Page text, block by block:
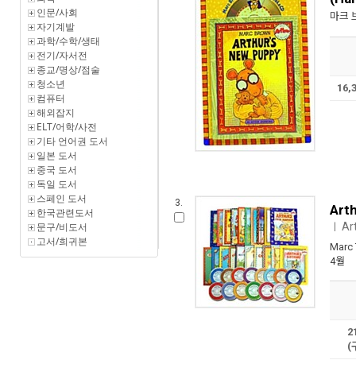
인문/사회
자기계발
과학/수학/생태
전기/자서전
종교/명상/점술
청소년
컴퓨터
해외잡지
ELT/어학/사전
기타 언어권 도서
일본 도서
중국 도서
독일 도서
스페인 도서
한국관련도서
문구/비도서
고서/희귀본
마크
3.
Marc
4월
(